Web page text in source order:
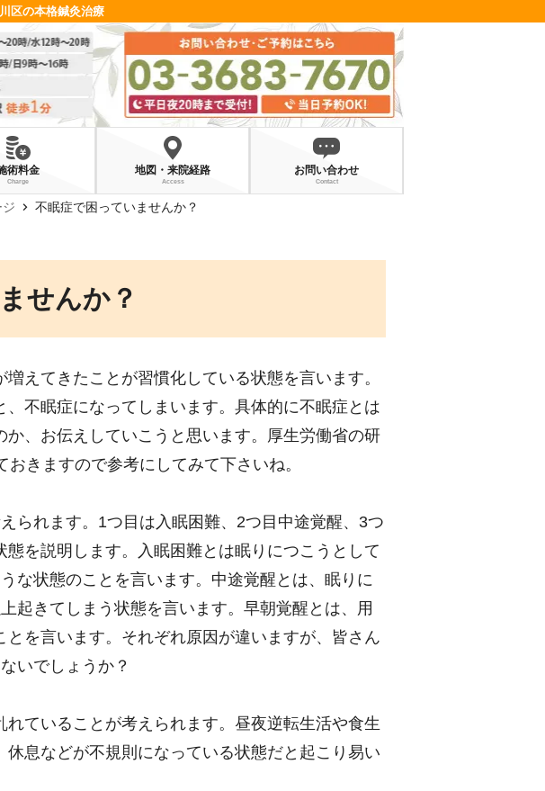
区の本格鍼灸治療
術料金
Charge
地図・来院経路
Access
お問い合わせ
Contact
chevron_right 不眠症で困っていませんか？
せんか？
えてきたことが習慣化している状態を言います。
不眠症になってしまいます。具体的に不眠症とは
か、お伝えしていこうと思います。厚生労働省の研
きますので参考にしてみて下さいね。
られます。1つ目は入眠困難、2つ目中途覚醒、3つ
を説明します。入眠困難とは眠りにつこうとして
な状態のことを言います。中途覚醒とは、眠りに
起きてしまう状態を言います。早朝覚醒とは、用
とを言います。それぞれ原因が違いますが、皆さん
いでしょうか？
ていることが考えられます。昼夜逆転生活や食生
息などが不規則になっている状態だと起こり易い